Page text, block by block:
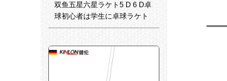
双鱼五星六星ラケト5 D 6 D卓
球初心者は学生に卓球ラケト
を练习すること。